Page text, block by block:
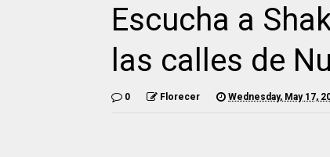
Escucha a
las calles de
0 Florecer Wednesday, May 17,